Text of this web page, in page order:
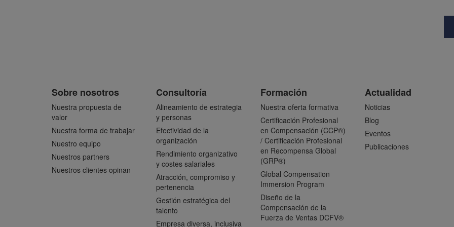
Sobre nosotros
Nuestra propuesta de
valor
Nuestra forma de trabajar
Nuestro equipo
Nuestros partners
Nuestros clientes opinan
Consultoría
Alineamiento de estrategia
y personas
Efectividad de la
organización
Rendimiento organizativo
y costes salariales
Atracción, compromiso y
pertenencia
Gestión estratégica del
talento
Empresa diversa, inclusiva
Formación
Nuestra oferta formativa
Certificación Profesional
en Compensación (CCP®)
/ Certificación Profesional
en Recompensa Global
(GRP®)
Global Compensation
Immersion Program
Diseño de la
Compensación de la
Fuerza de Ventas DCFV®
Actualidad
Noticias
Blog
Eventos
Publicaciones